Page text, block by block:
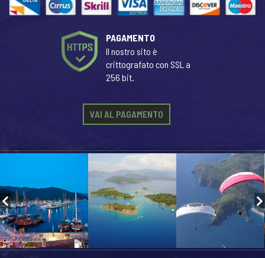
PAGAMENTO
Il nostro sito è
crittografato con SSL a
256 bit.
VAI AL PAGAMENTO